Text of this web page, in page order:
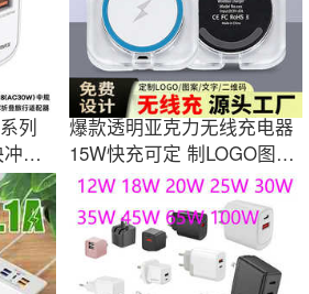
列
适
爆款透明亚克力无线充电器
15W快充可定 制LOGO图片
手机无线充批发